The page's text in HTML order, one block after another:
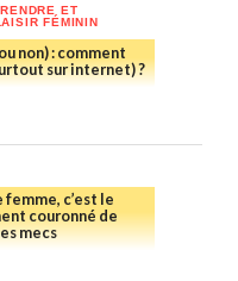
article, il existe aussi
le deep spotsi
long ou si vous avez
temps, il faut vous
qu’un avec le deep
doigt. C’est important
(texture…) et où il est
ET
FÉMININ
non) : comment
sur internet) ?
c’est le
couronné de
mecs